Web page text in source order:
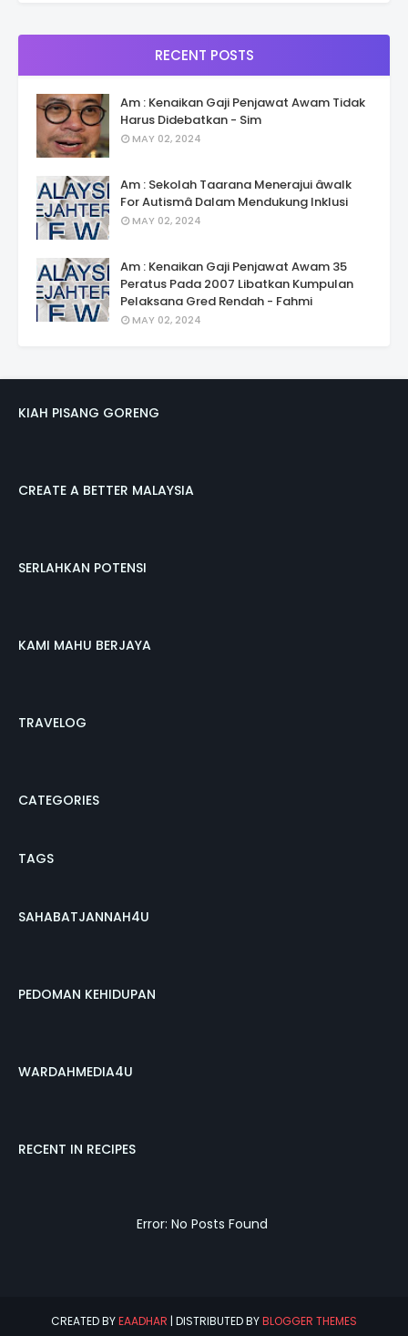
RECENT POSTS
Am : Kenaikan Gaji Penjawat Awam Tidak
Harus Didebatkan - Sim
MAY 02, 2024
Am : Sekolah Taarana Menerajui âwalk
For Autismâ Dalam Mendukung Inklusi
MAY 02, 2024
Am : Kenaikan Gaji Penjawat Awam 35
Peratus Pada 2007 Libatkan Kumpulan
Pelaksana Gred Rendah - Fahmi
MAY 02, 2024
KIAH PISANG GORENG
CREATE A BETTER MALAYSIA
SERLAHKAN POTENSI
KAMI MAHU BERJAYA
TRAVELOG
CATEGORIES
TAGS
SAHABATJANNAH4U
PEDOMAN KEHIDUPAN
WARDAHMEDIA4U
RECENT IN RECIPES
Error: No Posts Found
CREATED BYEAADHAR | DISTRIBUTED BYBLOGGER THEMES